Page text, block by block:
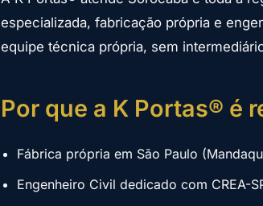
especializada, fabricação própria e
equipe técnica própria, sem
Por que a K Portas® é
Fábrica própria em São Paulo
Engenheiro Civil dedicado com CREA-